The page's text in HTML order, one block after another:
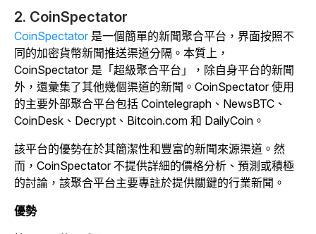
2. CoinSpectator
CoinSpectator 是一個簡單的新聞聚合平台，界面按照不
同的加密貨幣新聞推送渠道分隔。本質上，
CoinSpectator 是「超級聚合平台」，除自身平台的新聞
外，還彙集了其他幾個渠道的新聞。CoinSpectator 使用
的主要外部聚合平台包括 Cointelegraph、NewsBTC、
CoinDesk、Decrypt、Bitcoin.com 和 DailyCoin。
該平台的優勢在於其簡潔性和豐富的新聞來源渠道。然
而，CoinSpectator 不提供詳細的價格分析、預測或積極
的討論，該聚合平台主要專註於提供關鍵的行業新聞。
優勢